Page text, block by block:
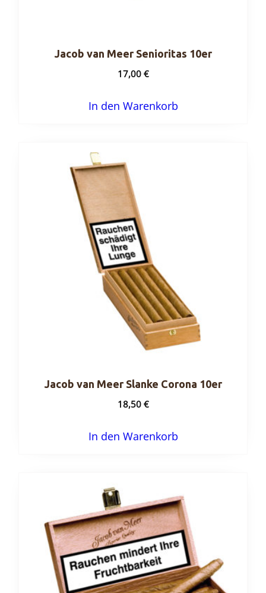
Jacob van Meer Senioritas 10er
17,00€
In den Warenkorb
Jacob van Meer Slanke Corona 10er
18,50€
In den Warenkorb